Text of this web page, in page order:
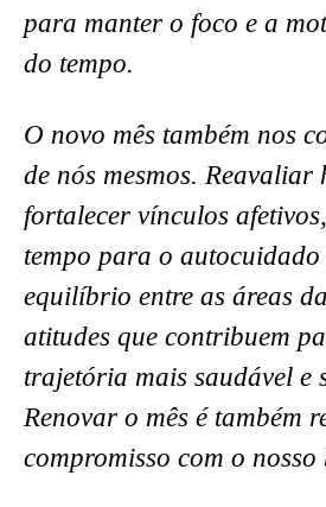
para manter o foco e a
do tempo.
O novo mês também nos
de nós mesmos. Reavaliar
fortalecer vínculos
tempo para o autocuidado
equilíbrio entre as áreas
atitudes que contribuem
trajetória mais saudável e
Renovar o mês é também
compromisso com o nosso